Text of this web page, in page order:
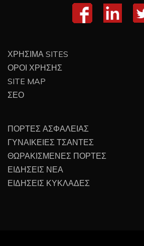
ΧΡΗΣΙΜΑ SITES
ΟΡΟΙ ΧΡΗΣΗΣ
SITE MAP
ΣΕΟ
ΠΟΡΤΕΣ ΑΣΦΑΛΕΙΑΣ
ΓΥΝΑΙΚΕΙΕΣ ΤΣΑΝΤΕΣ
ΘΩΡΑΚΙΣΜΕΝΕΣ ΠΟΡΤΕΣ
ΕΙΔΗΣΕΙΣ ΝΕΑ
ΕΙΔΗΣΕΙΣ ΚΥΚΛΑΔΕΣ